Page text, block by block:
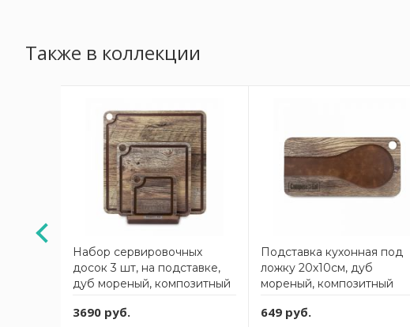
Также в коллекции
Набор сервировочных
досок 3 шт, на подставке,
дуб мореный, композитный
ComposeEat
3690 руб.
Подставка кухонная под
ложку 20х10см, дуб
мореный, композитный
ComposeEat
649 руб.